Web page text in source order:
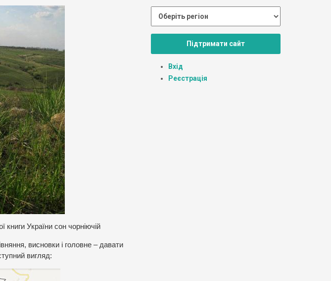
України сон чорніючій
висновки і головне – давати
вигляд:
Підтримати сайт
Вхід
Реєстрація